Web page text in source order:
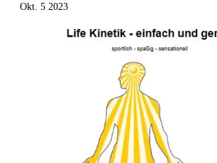
Okt. 5 2023